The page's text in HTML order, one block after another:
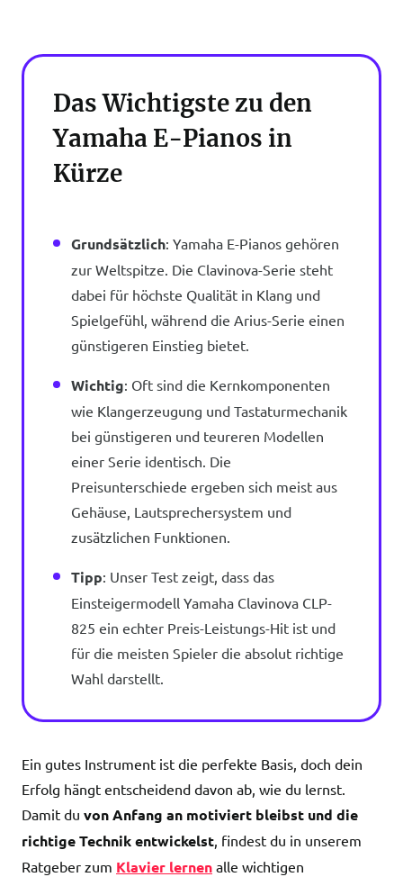
Das Wichtigste zu den
Yamaha E-Pianos in
Kürze
Grundsätzlich: Yamaha E-Pianos gehören
zur Weltspitze. Die Clavinova-Serie steht
dabei für höchste Qualität in Klang und
Spielgefühl, während die Arius-Serie einen
günstigeren Einstieg bietet.
Wichtig: Oft sind die Kernkomponenten
wie Klangerzeugung und Tastaturmechanik
bei günstigeren und teureren Modellen
einer Serie identisch. Die
Preisunterschiede ergeben sich meist aus
Gehäuse, Lautsprechersystem und
zusätzlichen Funktionen.
Tipp: Unser Test zeigt, dass das
Einsteigermodell Yamaha Clavinova CLP-
825 ein echter Preis-Leistungs-Hit ist und
für die meisten Spieler die absolut richtige
Wahl darstellt.
Ein gutes Instrument ist die perfekte Basis, doch dein
Erfolg hängt entscheidend davon ab, wie du lernst.
Damit du von Anfang an motiviert bleibst und die
richtige Technik entwickelst, findest du in unserem
Ratgeber zum Klavier lernen alle wichtigen